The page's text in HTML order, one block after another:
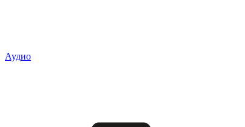
Аудио